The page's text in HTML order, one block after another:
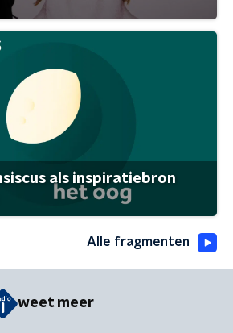
als inspiratiebron
Alle fragmenten
weet meer